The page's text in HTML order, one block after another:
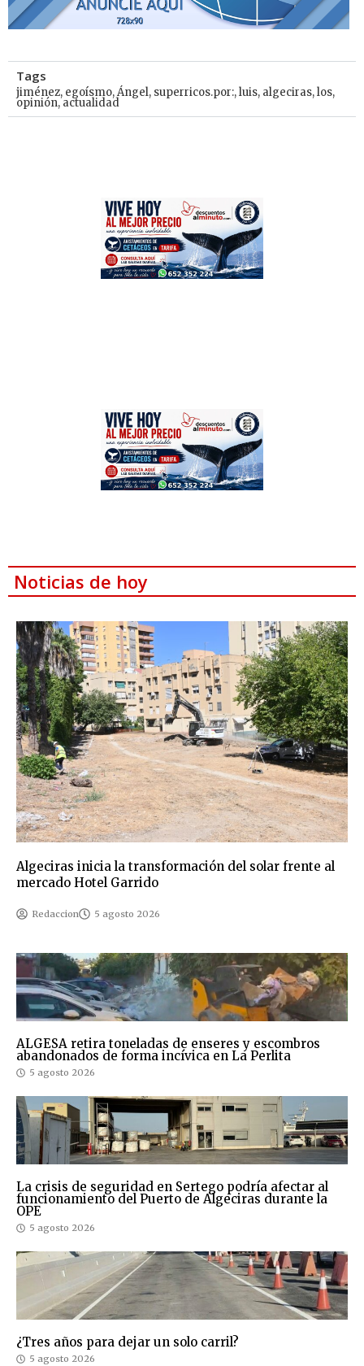
Tags
jiménez, egoísmo,Ángel, superricos.por:,luis, algeciras,los,
opinión,actualidad
Noticias de hoy
Algeciras inicia la transformación del solar frente al
mercado Hotel Garrido
Redaccion 5 agosto 2026
ALGESA retira toneladas de enseres y escombros
abandonados de forma incívica en La Perlita
5 agosto 2026
La crisis de seguridad en Sertego podría afectar al
funcionamiento del Puerto de Algeciras durante la
OPE
5 agosto 2026
¿Tres años para dejar un solo carril?
5 agosto 2026